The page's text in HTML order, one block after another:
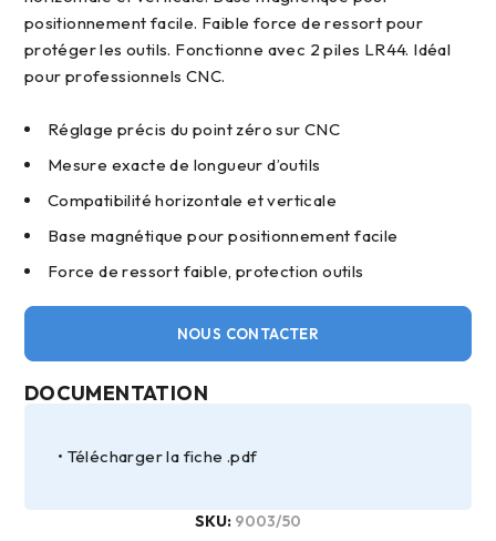
positionnement facile. Faible force de ressort pour
protéger les outils. Fonctionne avec 2 piles LR44. Idéal
pour professionnels CNC.
Réglage précis du point zéro sur CNC
Mesure exacte de longueur d’outils
Compatibilité horizontale et verticale
Base magnétique pour positionnement facile
Force de ressort faible, protection outils
NOUS CONTACTER
DOCUMENTATION
Télécharger la fiche .pdf
SKU: 9003/50